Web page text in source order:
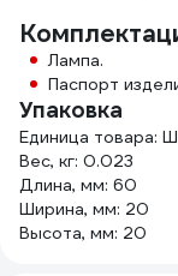
Лампа.
Паспорт
Упаковка
Единица товара:
Вес, кг: 0.023
Длина, мм: 60
Ширина, мм: 20
Высота, мм: 20